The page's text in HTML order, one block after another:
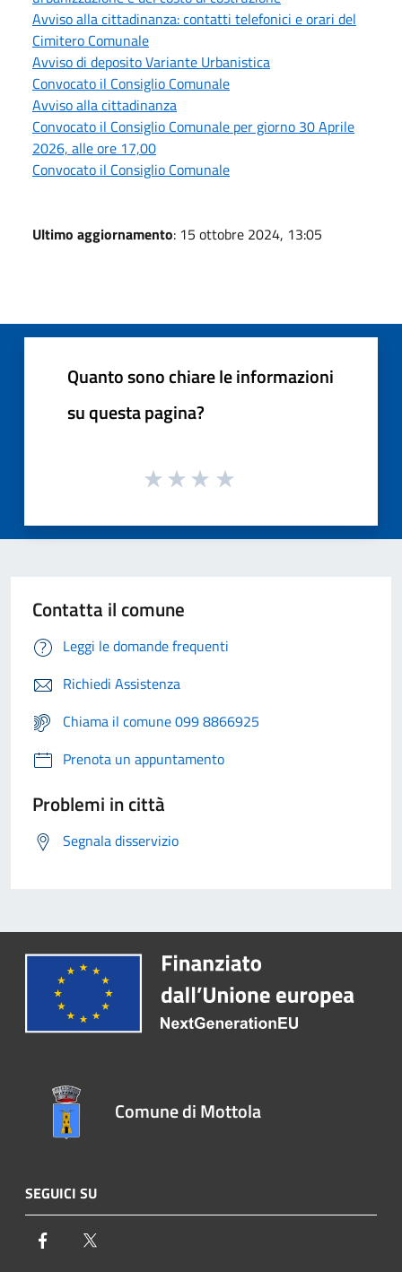
Avviso alla cittadinanza: contatti telefonici e orari del
Cimitero Comunale
Avviso di deposito Variante Urbanistica
Convocato il Consiglio Comunale
Avviso alla cittadinanza
Convocato il Consiglio Comunale per giorno 30 Aprile
2026, alle ore 17,00
Convocato il Consiglio Comunale
Ultimo aggiornamento: 15 ottobre 2024, 13:05
Quanto sono chiare le informazioni
su questa pagina?
Contatta il comune
Leggi le domande frequenti
Richiedi Assistenza
Chiama il comune 099 8866925
Prenota un appuntamento
Problemi in città
Segnala disservizio
Comune di Mottola
SEGUICI SU
Facebook